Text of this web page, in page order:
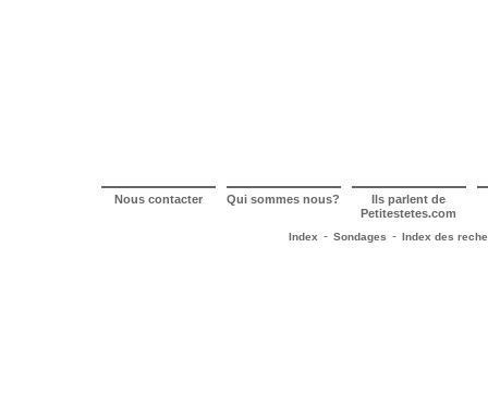
Nous contacter Qui sommes nous? Ils parlent de
Petitestetes.com
Index - Sondages - Index des